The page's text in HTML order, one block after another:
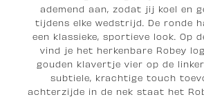
ademend aan, zodat jij koel en
tijdens elke wedstrijd. De ronde
een klassieke, sportieve look. Op
vind je het herkenbare Robey
gouden klavertje vier op de
subtiele, krachtige touch
achterzijde in de nek staat het